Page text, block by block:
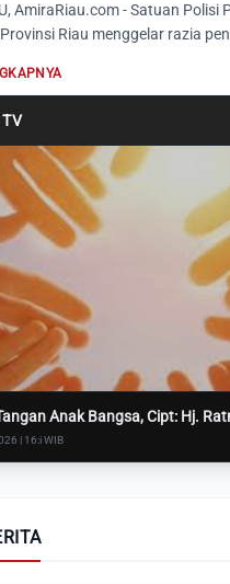
AmiraRiau.com - Satuan Polisi
Riau menggelar razia
Anak Bangsa, Cipt: Hj.
| 16:i WIB